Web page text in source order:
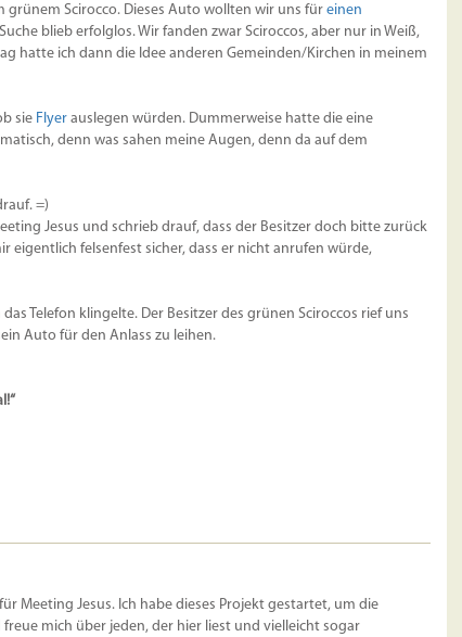
zu
regeln.
grünem Scirocco. Dieses Auto wollten wir uns für einen
blieb erfolglos. Wir fanden zwar Sciroccos, aber nur in Weiß,
hatte ich dann die Idee anderen Gemeinden/Kirchen in meinem
sie Flyer auslegen würden. Dummerweise hatte die eine
denn was sahen meine Augen, denn da auf dem
=)
Jesus und schrieb drauf, dass der Besitzer doch bitte zurück
eigentlich felsenfest sicher, dass er nicht anrufen würde,
Telefon klingelte. Der Besitzer des grünen Sciroccos rief uns
Auto für den Anlass zu leihen.
Meeting Jesus. Ich habe dieses Projekt gestartet, um die
mich über jeden, der hier liest und vielleicht sogar